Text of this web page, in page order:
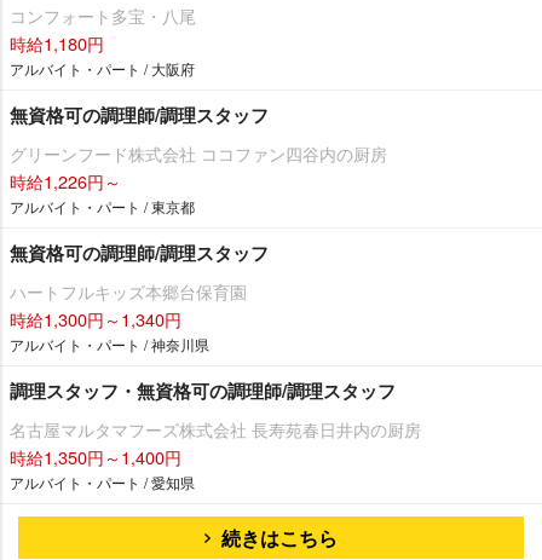
コンフォート多宝・八尾
時給1,180円
アルバイト・パート / 大阪府
無資格可の調理師/調理スタッフ
グリーンフード株式会社 ココファン四谷内の厨房
時給1,226円～
アルバイト・パート / 東京都
無資格可の調理師/調理スタッフ
ハートフルキッズ本郷台保育園
時給1,300円～1,340円
アルバイト・パート / 神奈川県
調理スタッフ・無資格可の調理師/調理スタッフ
名古屋マルタマフーズ株式会社 長寿苑春日井内の厨房
時給1,350円～1,400円
アルバイト・パート / 愛知県
続きはこちら